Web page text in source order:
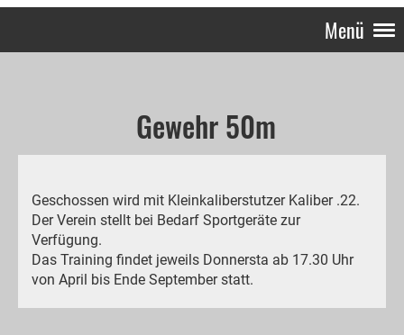
Menü
Gewehr 50m
Geschossen wird mit Kleinkaliberstutzer Kaliber .22.
Der Verein stellt bei Bedarf Sportgeräte zur
Verfügung.
Das Training findet jeweils Donnersta ab 17.30 Uhr
von April bis Ende September statt.